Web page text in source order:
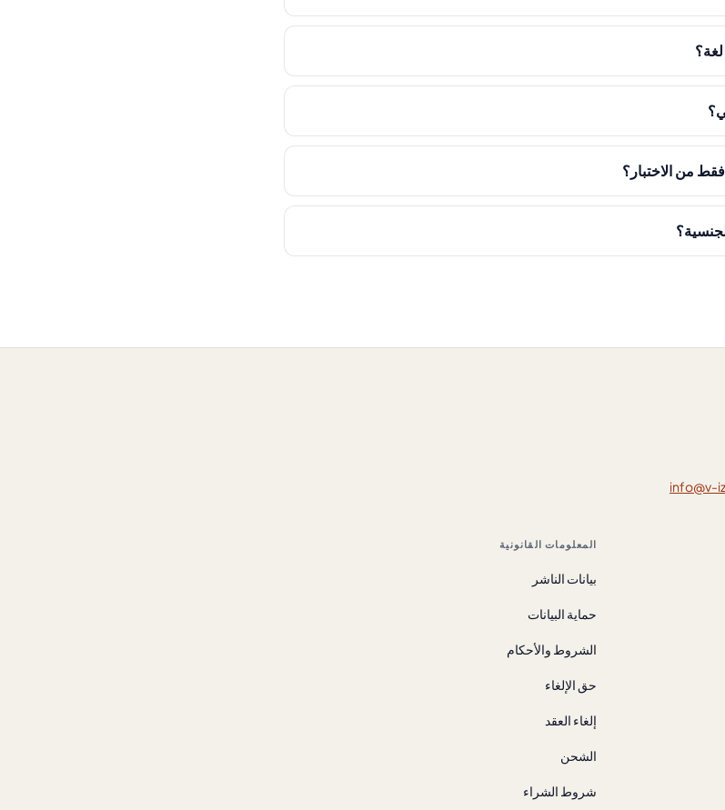
من الاختبار؟
info@v-
المعلومات القانونية
بيانات الناشر
حماية البيانات
الشروط والأحكام
حق الإلغاء
إلغاء العقد
الشحن
شروط الشراء